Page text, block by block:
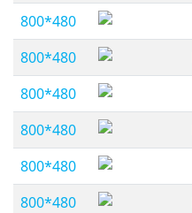
800*480
800*480
800*480
800*480
800*480
800*480